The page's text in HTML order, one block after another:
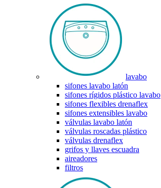
lavabo
sifones lavabo latón
sifones rígidos plástico lavabo
sifones flexibles drenaflex
sifones extensibles lavabo
válvulas lavabo latón
válvulas roscadas plástico
válvulas drenaflex
grifos y llaves escuadra
aireadores
filtros